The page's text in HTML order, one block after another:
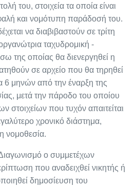
του, στοιχεία τα οποία είναι
και νομότυπη παράδοσή του.
να διαβιβαστούν σε τρίτη
ταχυδρομική -
της οποίας θα διενεργηθεί η
σε αρχείο που θα τηρηθεί
6 μηνών από την έναρξη της
μετά την πάροδο του οποίου
στοιχείων που τυχόν απαιτείται
χρονικό διάστημα,
νομοθεσία.
ο συμμετέχων
που αναδειχθεί νικητής ή
δημοσίευση του